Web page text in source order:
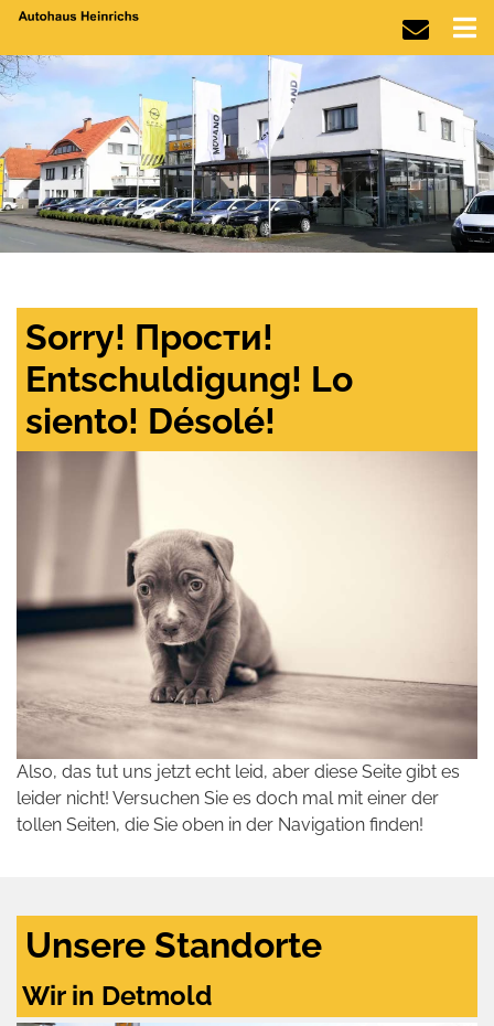
Sorry! Прости!
Entschuldigung! Lo
siento! Désolé!
Also, das tut uns jetzt echt leid, aber diese Seite gibt es
leider nicht! Versuchen Sie es doch mal mit einer der
tollen Seiten, die Sie oben in der Navigation finden!
Unsere Standorte
Wir in Detmold